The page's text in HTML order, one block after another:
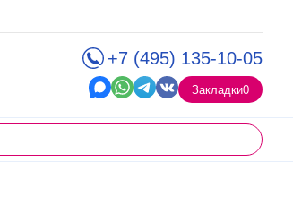
+7 (495) 135-10-05
Закладки0